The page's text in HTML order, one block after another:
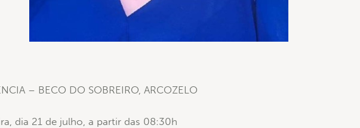
– BECO DO SOBREIRO, ARCOZELO
dia 21 de julho, a partir das 08:30h